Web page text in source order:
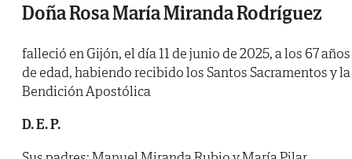
Doña Rosa María Miranda Rodríguez
falleció en Gijón, el día 11 de junio de 2025, a los 67 años
de edad, habiendo recibido los Santos Sacramentos y la
Bendición Apostólica
D. E. P.